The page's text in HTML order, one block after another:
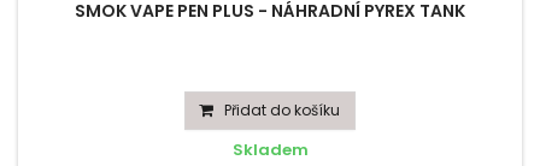
SMOK VAPE PEN PLUS - NÁHRADNÍ PYREX TANK
Přidat do košíku
Skladem